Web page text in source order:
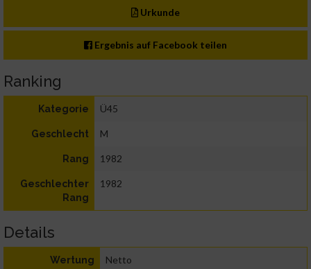
Urkunde
Ergebnis auf Facebook teilen
Ranking
Kategorie Ü45
Geschlecht M
Rang 1982
Geschlechter
Rang
1982
Details
Wertung Netto